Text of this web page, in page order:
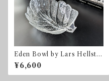
Eden Bowl by Lars Hellste
n for Orrefors オレフォ
ス スウェーデン
¥6,600